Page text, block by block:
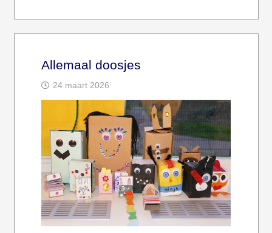
Allemaal doosjes
24 maart 2026